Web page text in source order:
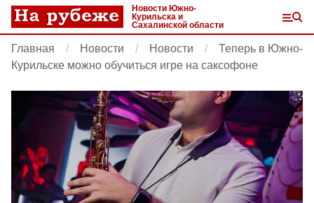
Новости Южно-
Курильска и
Сахалинской области
Главная Новости Новости
Теперь в Южно-
Курильске можно обучиться игре на саксофоне